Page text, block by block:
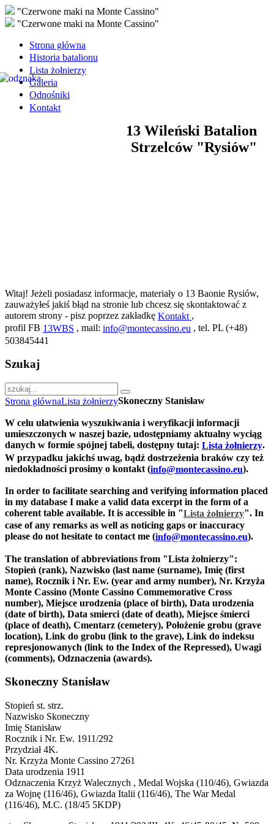
"Czerwone maki na Monte Cassino"
"Czerwone maki na Monte Cassino"
Strona główna
Historia batalionu
Lista żołnierzy
Galeria
Odnośniki
Kontakt
13 Wileński Batalion
Strzelców "Rysiów"
Witaj! Jeżeli posiadasz informacje, materiały o 13 Baonie Rysiów,
zauważyłeś jakiś błąd na stronie lub chcesz się skontaktować z
autorem strony - pisz poprzez zakładkę Kontakt ,
profil FB 13WBS , mail: info@montecassino.eu , tel. PL (+48)
503845441
Szukaj
Strona głównaLista żołnierzySkoneczny Stanisław
W celu ułatwienia wyszukiwania i weryfikacji informacji
umieszczonych w naszej bazie, udostępniamy aktualny wyciąg
danych w formie spójnej tabeli, dostępny tutaj: Lista żołnierzy.
W przypadku jakichś uwag, bądź dostrzeżenia braków czy też
niedokładności prosimy o kontakt (info@montecassino.eu).
In order to facilitate searching and verifying information placed
in my database I make a valid data excerpt in the form of a
coherent table available. It is accessible in "Lista żołnierzy". In
case of any remarks as well as noticing gaps or inaccuracy
please do not hesitate to contact me (info@montecassino.eu).
The translation of abbreviations from "Lista żołnierzy":
Stopień (rank), Nazwisko (last name (surname), Imię (first
name), Rocznik i Nr. Ew. (year and army number), Nr. Krzyża
Monte Cassino (Monte Cassino Commemorative Cross
number), Miejsce urodzenia (place of birth), Data urodzenia
(date of birth), Data smierci (date of death), Miejsce śmierci
(place of death), Cmentarz (cemetery), Położenie grobu (grave
location), Link do grobu (link to the grave), Link do indeksu
represjonowanych (link to the Index of the Repressed), Uwagi
(comments), Odznaczenia (awards).
Skoneczny Stanisław
Stopień st. strz.
Nazwisko Skoneczny
Imię Stanisław
Rocznik i Nr. Ew. 1911/292
Przydział 4K.
Nr. Krzyża Monte Cassino 27261
Data urodzenia 1911
Odznaczenia Krzyż Walecznych , Medal Wojska (110/46), Gwiazda
za Wojnę (116/46), Gwiazda Italii (116/46), The War Medal
(116/46), M.C. (18/45 5KDP)